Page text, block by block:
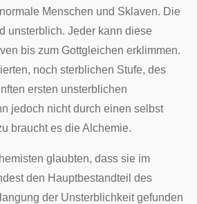
Menschen und Sklaven. Die
unsterblich. Jeder kann diese
bis zum Gottgleichen erklimmen.
noch sterblichen Stufe, des
ersten unsterblichen
jedoch nicht durch einen selbst
braucht es die Alchemie.
glaubten, dass sie im
den Hauptbestandteil des
der Unsterblichkeit gefunden